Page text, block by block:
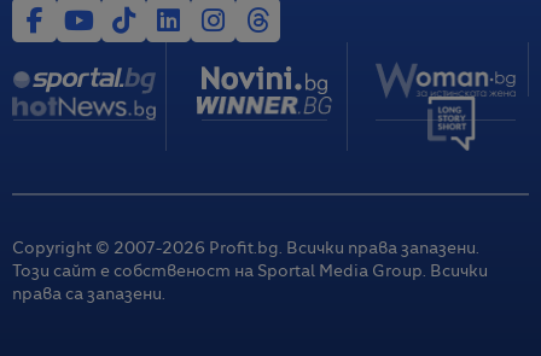
Copyright © 2007-2026 Profit.bg. Всички права запазени.
Този сайт е собственост на Sportal Media Group. Всички
права са запазени.